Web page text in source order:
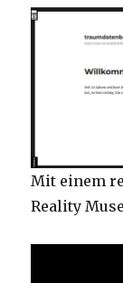
Mit einem
Reality